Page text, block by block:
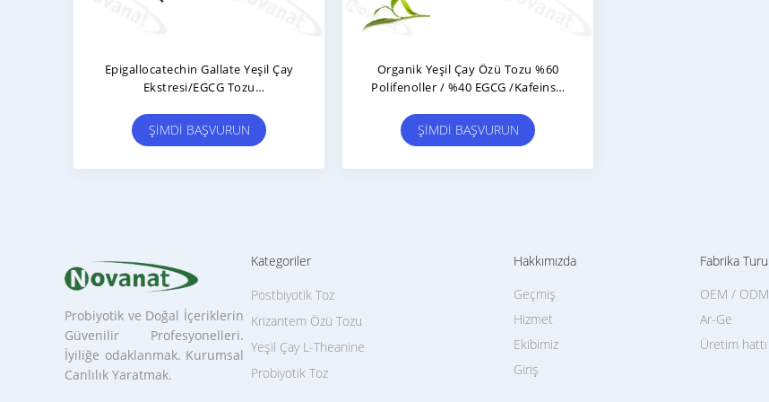
Epigallocatechin Gallate Yeşil Çay
Ekstresi/EGCG Tozu
ŞIMDI BAŞVURUN
Organik Yeşil Çay Özü Tozu %60
Polifenoller / %40 EGCG /Kafeinsiz
ŞIMDI BAŞVURUN
Probiyotik ve Doğal İçeriklerin
Güvenilir Profesyonelleri.
İyiliğe odaklanmak. Kurumsal
Canlılık Yaratmak.
Kategoriler
Probiyotik Toz
Postbiyotik Toz
Krizantem Özü Tozu
Yeşil Çay L-Theanine
Hakkımızda
Giriş
Geçmiş
Hizmet
Ekibimiz
Fabrika Turu
Üretim hattı
OEM / ODM
Ar-Ge